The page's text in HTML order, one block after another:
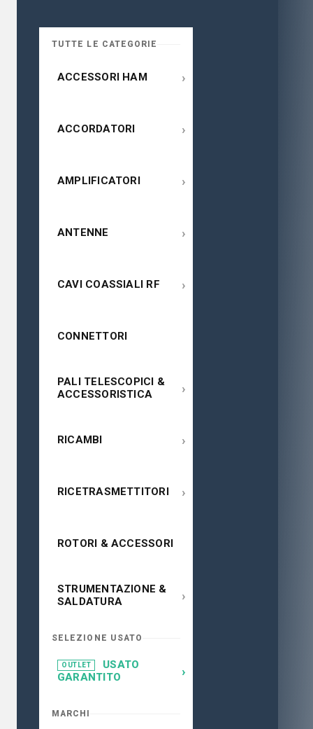
TUTTE LE CATEGORIE
ACCESSORI HAM ›
ACCORDATORI ›
AMPLIFICATORI ›
ANTENNE ›
CAVI COASSIALI RF ›
CONNETTORI
PALI TELESCOPICI &
ACCESSORISTICA
›
RICAMBI ›
RICETRASMETTITORI ›
ROTORI & ACCESSORI
STRUMENTAZIONE &
SALDATURA
›
SELEZIONE USATO
OUTLET
USATO
GARANTITO
›
MARCHI